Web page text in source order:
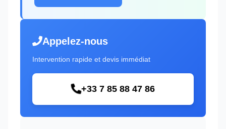
Appelez-nous
Intervention rapide et devis immédiat
+33 7 85 88 47 86